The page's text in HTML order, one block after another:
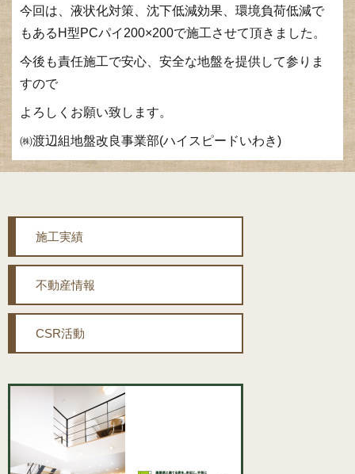
今回は、液状化対策、沈下低減効果、環境負荷低減で
もあるH型PCパイ200×200で施工させて頂きました。
今後も責任施工で安心、安全な地盤を提供して参りま
すので
よろしくお願い致します。
㈱渡辺組地盤改良事業部(ハイスピードいわき)
施工実績
不動産情報
CSR活動